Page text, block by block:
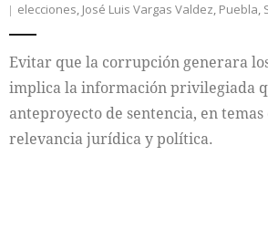
elecciones, José Luis Vargas Valdez, Puebla,
Evitar que la corrupción generara
implica la información privilegiada
anteproyecto de sentencia, en
relevancia jurídica y política.